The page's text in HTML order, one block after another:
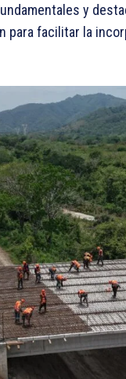
y
para facilitar la